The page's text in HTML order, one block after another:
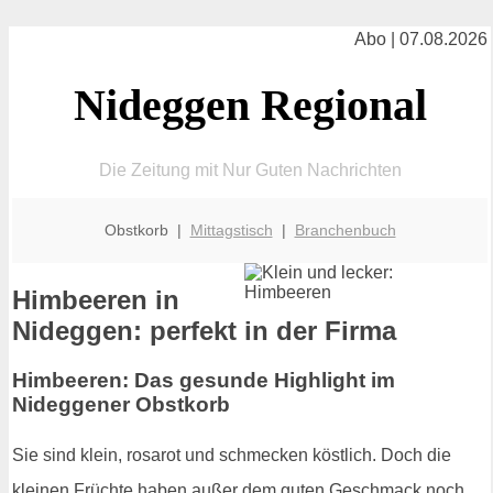
Abo | 07.08.2026
Nideggen Regional
Die Zeitung mit Nur Guten Nachrichten
Obstkorb | Mittagstisch | Branchenbuch
Himbeeren in
Nideggen: perfekt in der Firma
Himbeeren: Das gesunde Highlight im
Nideggener Obstkorb
Sie sind klein, rosarot und schmecken köstlich. Doch die